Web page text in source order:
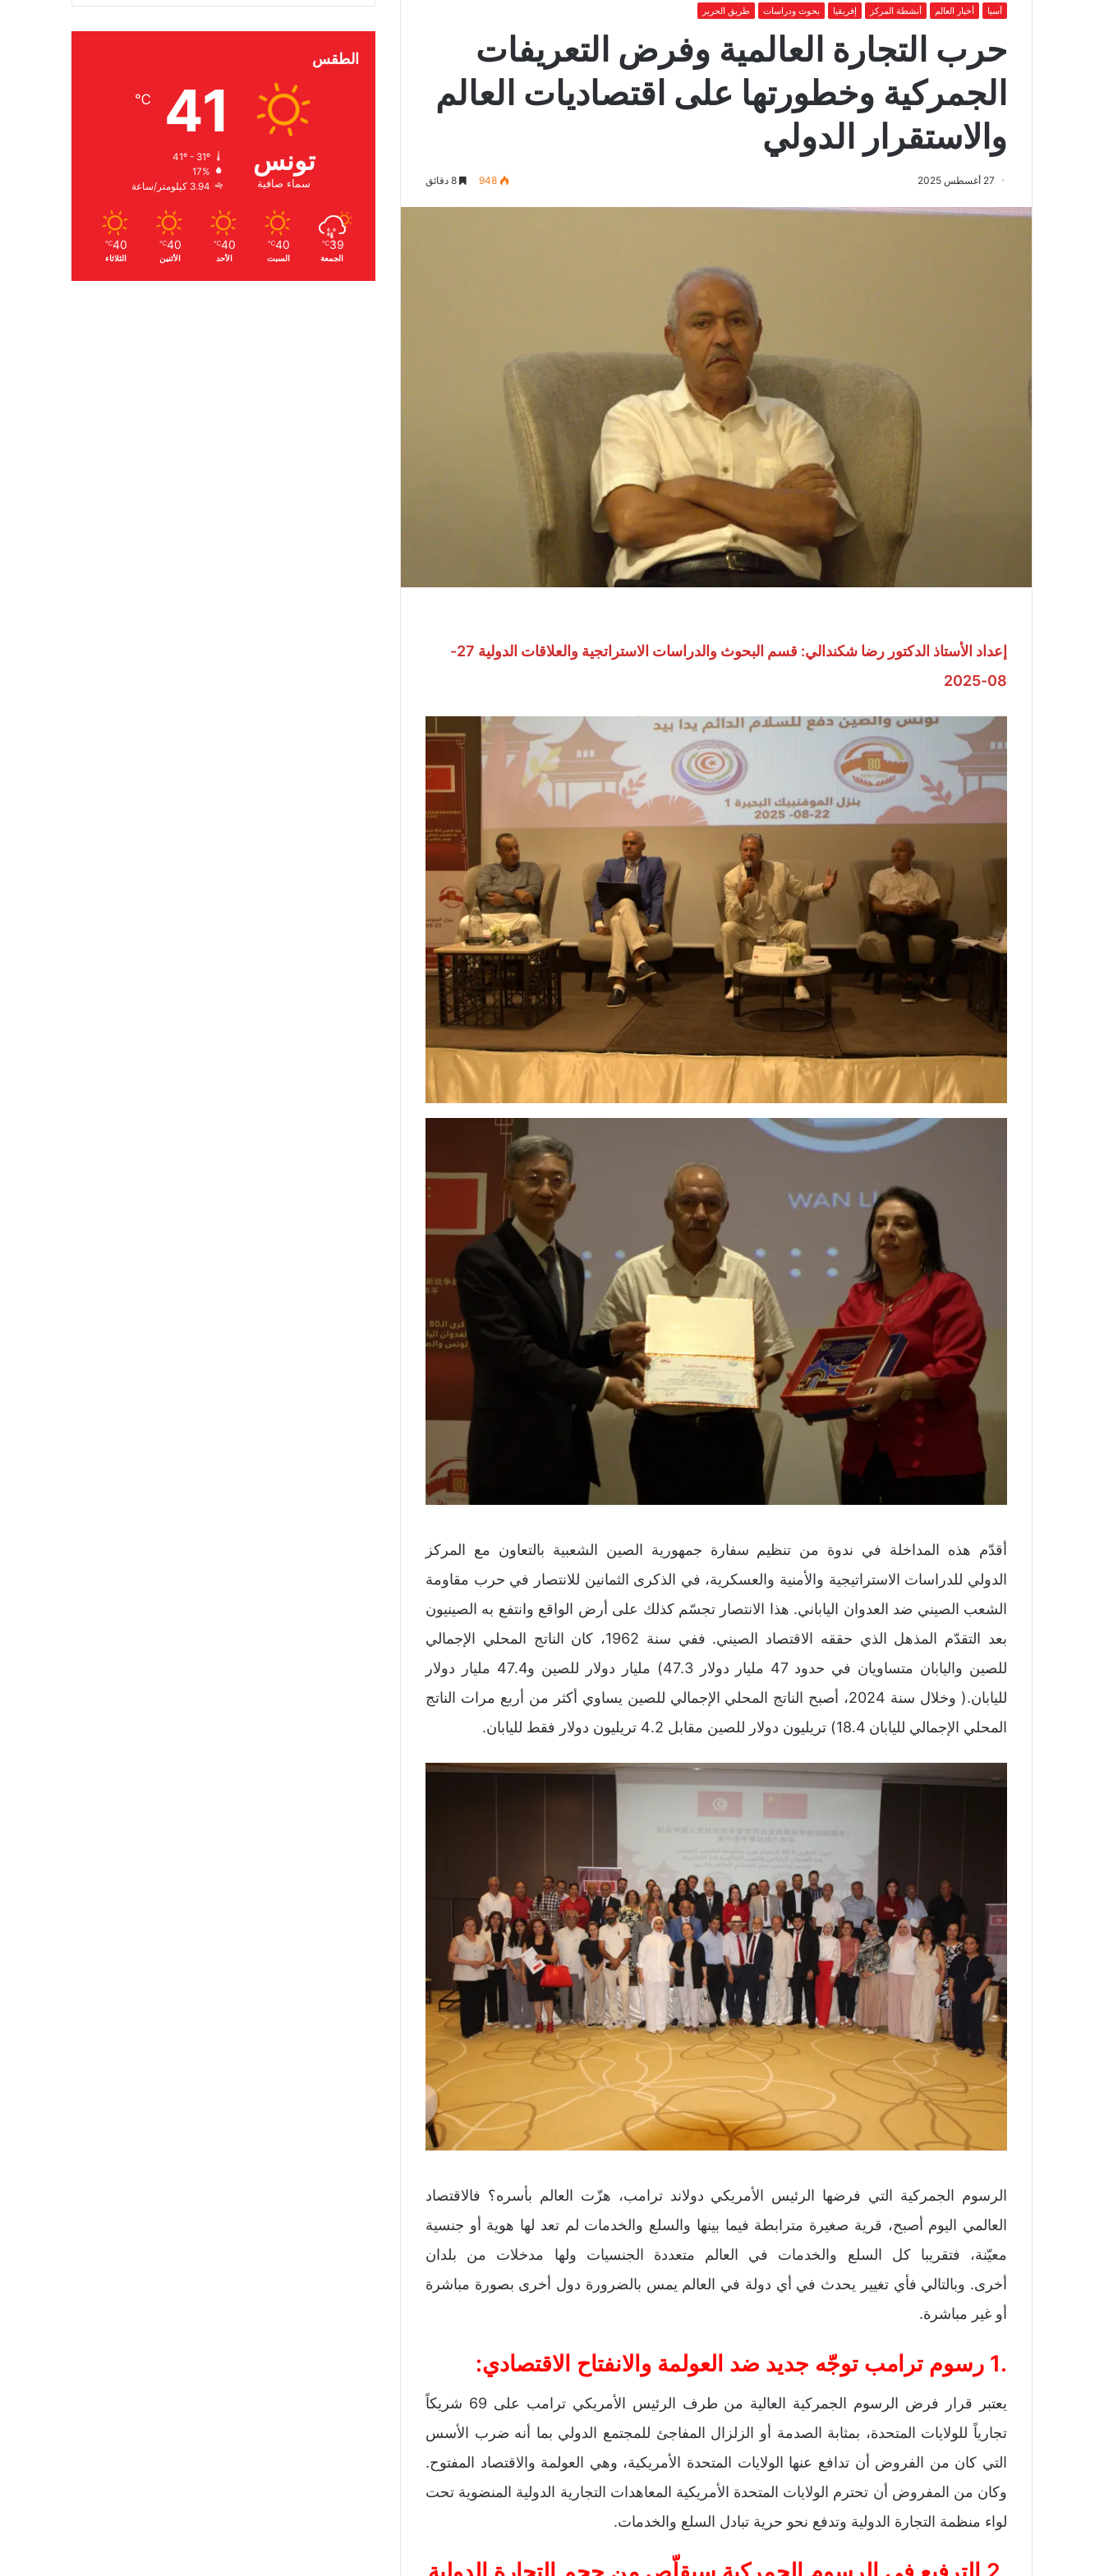
آسيا أخبار العالم أنشطة المركز إفريقيا بحوث ودراسات طريق الحرير
حرب التجارة العالمية وفرض التعريفات
الجمركية وخطورتها على اقتصاديات العالم
والاستقرار الدولي
27 أغسطس 2025 948
إعداد الأستاذ الدكتور رضا شكندالي: قسم البحوث والدراسات الاستراتجية والعلاقات الدولية 27-
08-2025
أقدّم هذه المداخلة في ندوة من تنظيم سفارة جمهورية الصين الشعبية بالتعاون مع المركز
الدولي للدراسات الاستراتيجية والأمنية والعسكرية، في الذكرى الثمانين للانتصار في حرب مقاومة
الشعب الصيني ضد العدوان الياباني. هذا الانتصار تجسّم كذلك على أرض الواقع وانتفع به الصينيون
بعد التقدّم المذهل الذي حققه الاقتصاد الصيني. ففي سنة 1962، كان الناتج المحلي الإجمالي
للصين واليابان متساويان في حدود 47 مليار دولار 47.3) مليار دولار للصين و47.4 مليار دولار
لليابان.( وخلال سنة 2024، أصبح الناتج المحلي الإجمالي للصين يساوي أكثر من أربع مرات الناتج
المحلي الإجمالي لليابان 18.4) تريليون دولار للصين مقابل 4.2 تريليون دولار فقط لليابان.
الرسوم الجمركية التي فرضها الرئيس الأمريكي دولاند ترامب، هزّت العالم بأسره؟ فالاقتصاد
العالمي اليوم أصبح، قرية صغيرة مترابطة فيما بينها والسلع والخدمات لم تعد لها هوية أو جنسية
معيّنة، فتقريبا كل السلع والخدمات في العالم متعددة الجنسيات ولها مدخلات من بلدان
أخرى. وبالتالي فأي تغيير يحدث في أي دولة في العالم يمس بالضرورة دول أخرى بصورة مباشرة
أو غير مباشرة.
.1 رسوم ترامب توجّه جديد ضد العولمة والانفتاح الاقتصادي:
يعتبر قرار فرض الرسوم الجمركية العالية من طرف الرئيس الأمريكي ترامب على 69 شريكاً
تجارياً للولايات المتحدة، بمثابة الصدمة أو الزلزال المفاجئ للمجتمع الدولي بما أنه ضرب الأسس
التي كان من الفروض أن تدافع عنها الولايات المتحدة الأمريكية، وهي العولمة والاقتصاد المفتوح.
وكان من المفروض أن تحترم الولايات المتحدة الأمريكية المعاهدات التجارية الدولية المنضوية تحت
لواء منظمة التجارة الدولية وتدفع نحو حرية تبادل السلع والخدمات.
الطقس
تونس
سماء صافية
41
℃
41º - 31º
17%
3.94 كيلومتر/ساعة
39
℃
الجمعة
40
℃
السبت
40
℃
الأحد
40
℃
الأثنين
40
℃
الثلاثاء